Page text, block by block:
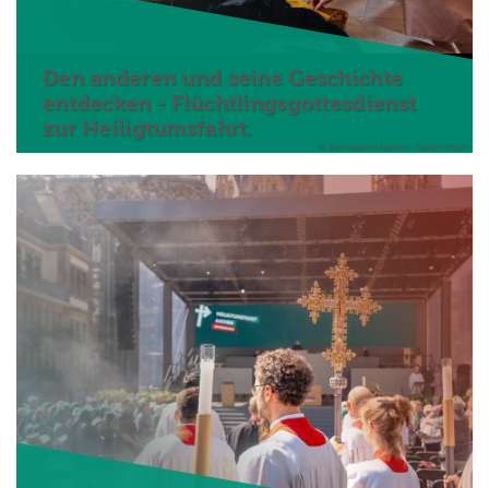
Den anderen und seine Geschichte
entdecken - Flüchtlingsgottesdienst
zur Heiligtumsfahrt.
© Domkapitel Aachen - Martin Braun